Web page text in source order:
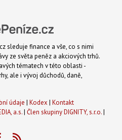
sleduje finance a vše, co s nimi
ze světa peněz a akciových trhů.
tématech v této oblasti -
ale i vývoj důchodů, daně,
údaje | Kodex | Kontakt
a.s.| Člen skupiny DIGNITY, s.r.o.|